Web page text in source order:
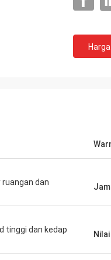
dan
tinggi dan kedap